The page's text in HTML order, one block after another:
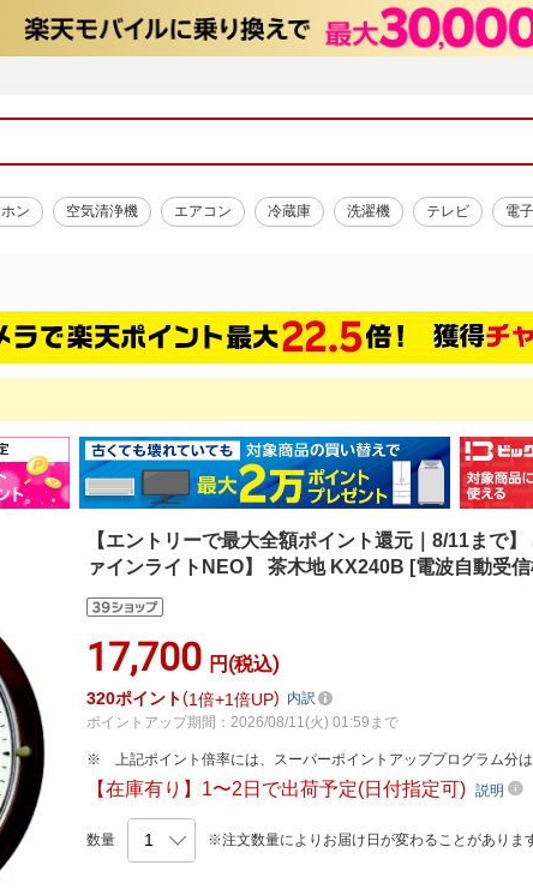
ン 空気清浄機 エアコン 冷蔵庫 洗濯機 テレビ 電
【エントリーで最大全額ポイント還元｜8/11まで
ァインライトNEO】 茶木地 KX240B [電波自動受
17,700 円(税込)
320ポイント 1倍 1倍UP
内訳
ポイントアップ期間：2026/08/11(火) 01:59まで
上記ポイント倍率には、スーパーポイントアッププログラム分
【在庫有り】1〜2日で出荷予定(日付指定可)説明
数量 ※注文数量によりお届け日が変わることがありま